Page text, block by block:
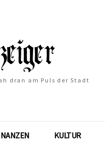
dran am Puls der Stadt
KULTUR